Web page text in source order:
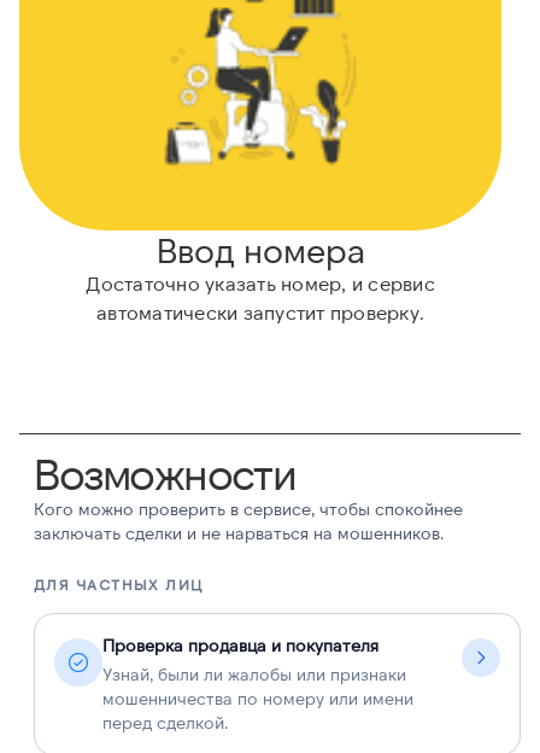
Ввод номера
Достаточно указать номер, и сервис
автоматически запустит проверку.
Возможности
Кого можно проверить в сервисе, чтобы спокойнее
заключать сделки и не нарваться на мошенников.
ДЛЯ ЧАСТНЫХ ЛИЦ
Проверка продавца и покупателя
Узнай, были ли жалобы или признаки
мошенничества по номеру или имени
перед сделкой.